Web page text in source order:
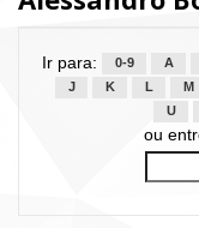
Ir para: 0-9 A
J
K L M
U
ou